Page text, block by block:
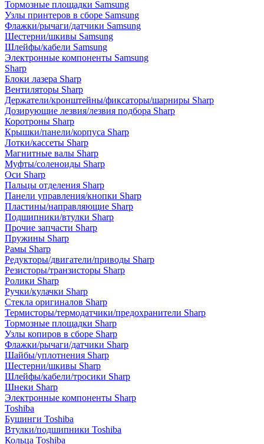
Тормозные площадки Samsung
Узлы принтеров в сборе Samsung
Флажки/рычаги/датчики Samsung
Шестерни/шкивы Samsung
Шлейфы/кабели Samsung
Электронные компоненты Samsung
Sharp
Блоки лазера Sharp
Вентиляторы Sharp
Держатели/кронштейны/фиксаторы/шарниры Sharp
Дозирующие лезвия/лезвия подбора Sharp
Коротроны Sharp
Крышки/панели/корпуса Sharp
Лотки/кассеты Sharp
Магнитные валы Sharp
Муфты/соленоиды Sharp
Оси Sharp
Пальцы отделения Sharp
Панели управления/кнопки Sharp
Пластины/направляющие Sharp
Подшипники/втулки Sharp
Прочие запчасти Sharp
Пружины Sharp
Рамы Sharp
Редукторы/двигатели/приводы Sharp
Резисторы/транзисторы Sharp
Ролики Sharp
Ручки/кулачки Sharp
Стекла оригиналов Sharp
Термисторы/термодатчики/предохранители Sharp
Тормозные площадки Sharp
Узлы копиров в сборе Sharp
Флажки/рычаги/датчики Sharp
Шайбы/уплотнения Sharp
Шестерни/шкивы Sharp
Шлейфы/кабели/тросики Sharp
Шнеки Sharp
Электронные компоненты Sharp
Toshiba
Бушинги Toshiba
Втулки/подшипники Toshiba
Кольца Toshiba